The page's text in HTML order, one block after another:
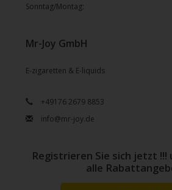
Mr-Joy GmbH
E-zigaretten & E-liquids
+49176 2679 8853
info@mr-joy.de
Sonntag/Montag:
Registrieren Sie sich jetzt !!!
alle